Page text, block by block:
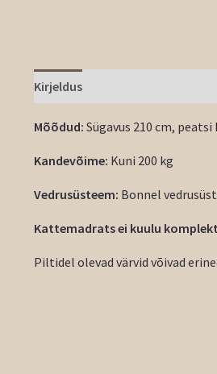
Kirjeldus
Mõõdud: Sügavus 210 cm,
Kandevõime: Kuni 200 kg
Vedrusüsteem: Bonnel
Kattemadrats ei kuulu
Piltidel olevad värvid võivad